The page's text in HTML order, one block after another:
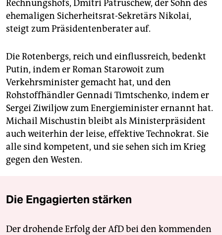
Rechnungshofs, Dmitri Patruschew, der Sohn des
ehemaligen Sicherheitsrat-Sekretärs Nikolai,
steigt zum Präsidentenberater auf.
Die Rotenbergs, reich und einflussreich, bedenkt
Putin, indem er Roman Starowoit zum
Verkehrsminister gemacht hat, und den
Rohstoffhändler Gennadi Timtschenko, indem er
Sergei Ziwiljow zum Energieminister ernannt hat.
Michail Mischustin bleibt als Ministerpräsident
auch weiterhin der leise, effektive Technokrat. Sie
alle sind kompetent, und sie sehen sich im Krieg
gegen den Westen.
Die Engagierten stärken
Der drohende Erfolg der AfD bei den kommenden